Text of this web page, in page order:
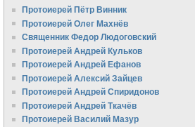
Протоиерей Пётр Винник
Протоиерей Олег Махнёв
Священник Федор Людоговский
Протоиерей Андрей Кульков
Протоиерей Андрей Ефанов
Протоиерей Алексий Зайцев
Протоиерей Андрей Спиридонов
Протоиерей Андрей Ткачёв
Протоиерей Василий Мазур